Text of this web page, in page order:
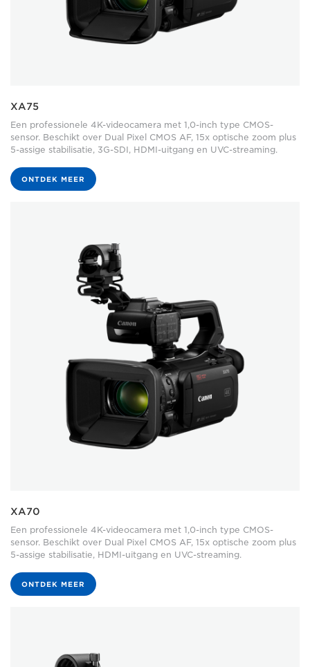
XA75
Een professionele 4K-videocamera met 1,0-inch type CMOS-
sensor. Beschikt over Dual Pixel CMOS AF, 15x optische zoom plus
5-assige stabilisatie, 3G-SDI, HDMI-uitgang en UVC-streaming.
ONTDEK MEER
XA70
Een professionele 4K-videocamera met 1,0-inch type CMOS-
sensor. Beschikt over Dual Pixel CMOS AF, 15x optische zoom plus
5-assige stabilisatie, HDMI-uitgang en UVC-streaming.
ONTDEK MEER